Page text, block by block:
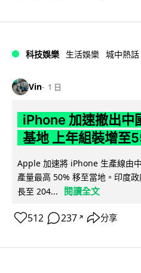
科技娛樂 生活娛樂 城中熱話
Vin 1 日
iPhone 加速撤出中
基地 上年組裝增至
Apple 加速將 iPhone 生產線由
產量最高 50% 移至當地。印度
長至 204...
閱讀全文
512 237 ↗ 分享